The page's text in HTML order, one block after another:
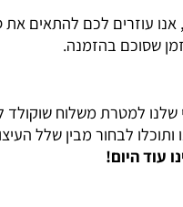
לכם להתאים את
בהזמנה.
משלוח שוקולד לכל
לבחור מבין שלל